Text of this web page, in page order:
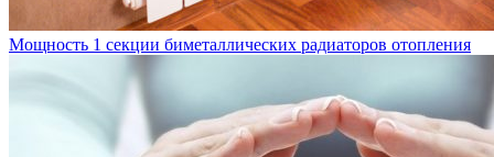
Мощность 1 секции биметаллических радиаторов отопления